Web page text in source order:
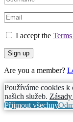
I accept the
Are you a member?
Používáme cookies k
našich služeb.
Přijmout všechny